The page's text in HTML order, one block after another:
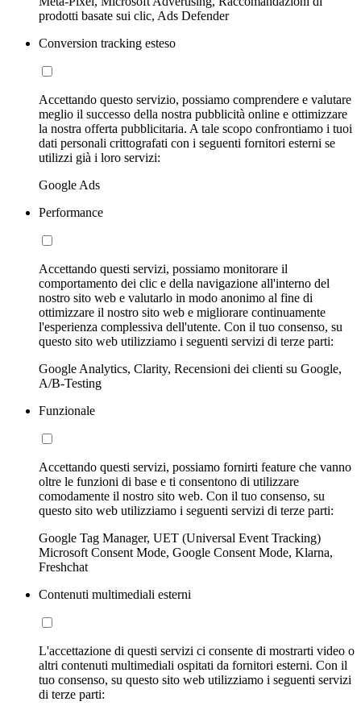
prodotti basate sui clic, Ads Defender
Conversion tracking esteso
Accettando questo servizio, possiamo comprendere e valutare
meglio il successo della nostra pubblicità online e ottimizzare
la nostra offerta pubblicitaria. A tale scopo confrontiamo i tuoi
dati personali crittografati con i seguenti fornitori esterni se
utilizzi già i loro servizi:
Google Ads
Performance
Accettando questi servizi, possiamo monitorare il
comportamento dei clic e della navigazione all'interno del
nostro sito web e valutarlo in modo anonimo al fine di
ottimizzare il nostro sito web e migliorare continuamente
l'esperienza complessiva dell'utente. Con il tuo consenso, su
questo sito web utilizziamo i seguenti servizi di terze parti:
Google Analytics, Clarity, Recensioni dei clienti su Google,
A/B-Testing
Funzionale
Accettando questi servizi, possiamo fornirti feature che vanno
oltre le funzioni di base e ti consentono di utilizzare
comodamente il nostro sito web. Con il tuo consenso, su
questo sito web utilizziamo i seguenti servizi di terze parti:
Google Tag Manager, UET (Universal Event Tracking)
Microsoft Consent Mode, Google Consent Mode, Klarna,
Freshchat
Contenuti multimediali esterni
L'accettazione di questi servizi ci consente di mostrarti video o
altri contenuti multimediali ospitati da fornitori esterni. Con il
tuo consenso, su questo sito web utilizziamo i seguenti servizi
di terze parti: